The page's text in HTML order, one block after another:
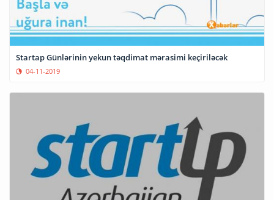
Startap Günlərinin yekun təqdimat mərasimi keçiriləcək
04-11-2019